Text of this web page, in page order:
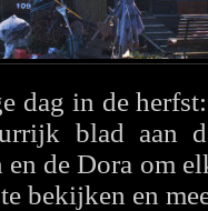
dag in de
blad aan
de Dora om
bekijken en